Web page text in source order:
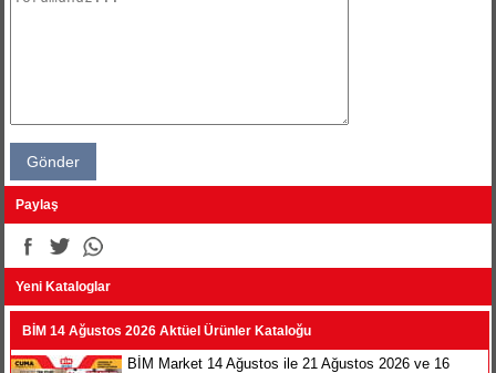
Paylaş
Yeni Kataloglar
BİM 14 Ağustos 2026 Aktüel Ürünler Kataloğu
BİM Market 14 Ağustos ile 21 Ağustos 2026 ve 16